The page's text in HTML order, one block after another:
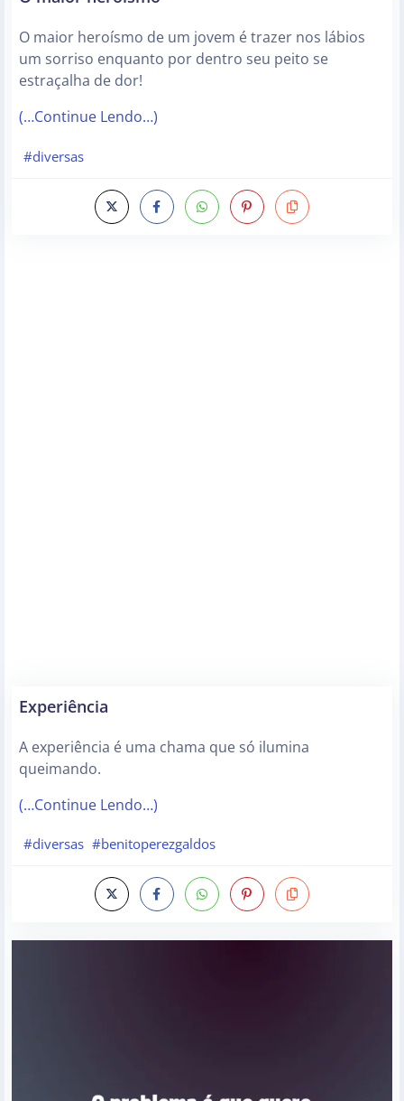
O maior heroísmo de um jovem é trazer nos lábios
um sorriso enquanto por dentro seu peito se
estraçalha de dor!
(…Continue Lendo…)
#diversas
Experiência
A experiência é uma chama que só ilumina
queimando.
(…Continue Lendo…)
#diversas #benitoperezgaldos